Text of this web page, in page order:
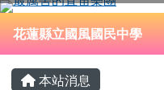
跳至主內容區
花蓮縣立國風
導覽列
花蓮縣立國風國民中學
主內容區域
本站消息
頁尾區域